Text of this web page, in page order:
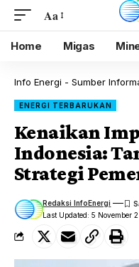
Aa
Home Migas
Info Energi - Sumber
ENERGI TERBARUKAN
Kenaikan
Indonesia:
Strategi
Last Updated: 5 November
Redaksi InfoEnergi